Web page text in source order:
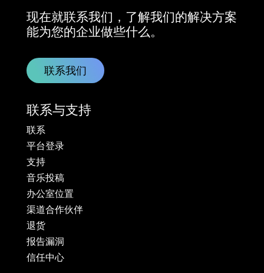
现在就联系我们，了解我们的解决方案
能为您的企业做些什么。
联系我们
联系与支持
联系
平台登录
支持
音乐投稿
办公室位置
渠道合作伙伴
退货
报告漏洞
信任中心